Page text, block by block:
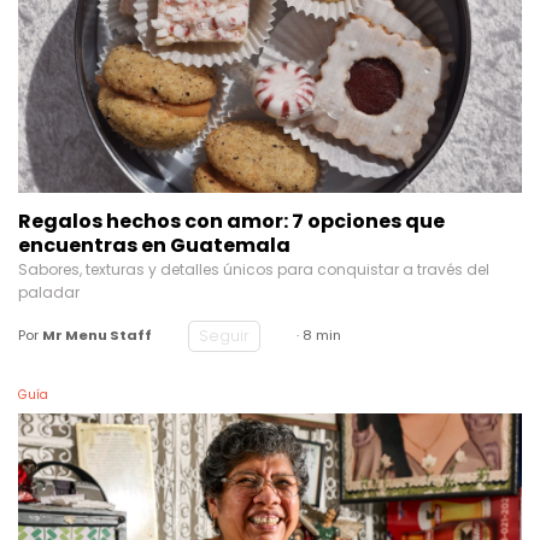
Regalos hechos con amor: 7 opciones que
encuentras en Guatemala
Sabores, texturas y detalles únicos para conquistar a través del
paladar
Por Mr Menu Staff Seguir · 8 min
Guía